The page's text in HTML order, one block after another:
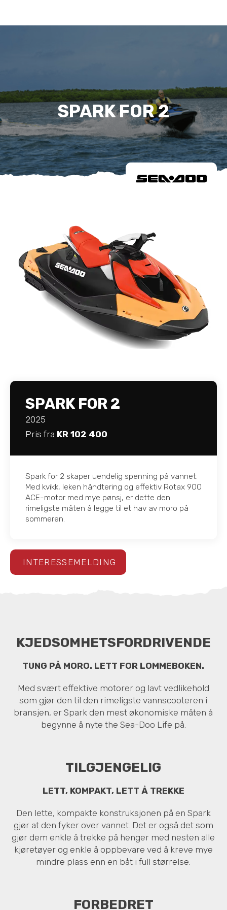
SPARK FOR 2
SPARK FOR 2
2025
Pris fra KR 102 400
Spark for 2 skaper uendelig spenning på vannet.
Med kvikk, leken håndtering og effektiv Rotax 900
ACE-motor med mye pønsj, er dette den
rimeligste måten å legge til et hav av moro på
sommeren.
INTERESSEMELDING
KJEDSOMHETSFORDRIVENDE
TUNG PÅ MORO. LETT FOR LOMMEBOKEN.
Med svært effektive motorer og lavt vedlikehold
som gjør den til den rimeligste vannscooteren i
bransjen, er Spark den mest økonomiske måten å
begynne å nyte the Sea-Doo Life på.
TILGJENGELIG
LETT, KOMPAKT, LETT Å TREKKE
Den lette, kompakte konstruksjonen på en Spark
gjør at den fyker over vannet. Det er også det som
gjør dem enkle å trekke på henger med nesten alle
kjøretøyer og enkle å oppbevare ved å kreve mye
mindre plass enn en båt i full størrelse.
FORBEDRET